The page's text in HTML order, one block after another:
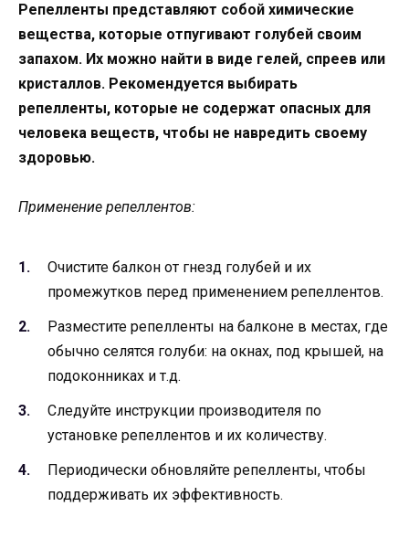
Репелленты представляют собой химические
вещества, которые отпугивают голубей своим
запахом. Их можно найти в виде гелей, спреев или
кристаллов. Рекомендуется выбирать
репелленты, которые не содержат опасных для
человека веществ, чтобы не навредить своему
здоровью.
Применение репеллентов:
Очистите балкон от гнезд голубей и их
промежутков перед применением репеллентов.
Разместите репелленты на балконе в местах, где
обычно селятся голуби: на окнах, под крышей, на
подоконниках и т.д.
Следуйте инструкции производителя по
установке репеллентов и их количеству.
Периодически обновляйте репелленты, чтобы
поддерживать их эффективность.